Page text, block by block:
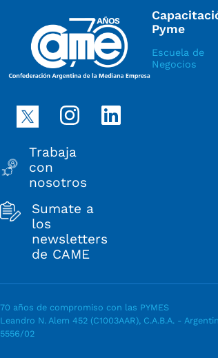
Trabaja
con
nosotros
Sumate a
los
newsletters
de CAME
Pyme
Escuela de
Negocios
70 años de compromiso con las PYMES
Leandro N. Alem 452 (C1003AAR), C.A.B.A. -
5556/02